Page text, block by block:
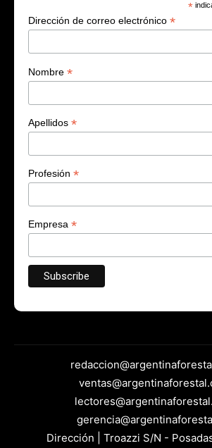
*
Dirección de correo electrónico *
Nombre *
Apellidos *
Profesión *
Empresa *
Dirección | Troazzi S/N -